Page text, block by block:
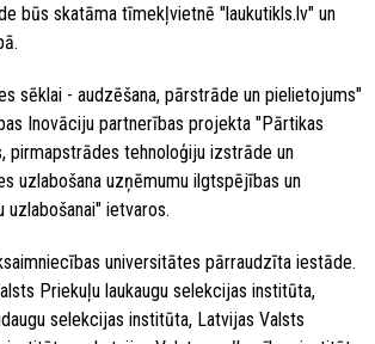
būs skatāma tīmekļvietnē "laukutikls.lv" un
sēklai - audzēšana, pārstrāde un pielietojums"
Inovāciju partnerības projekta "Pārtikas
pirmapstrādes tehnoloģiju izstrāde un
uzlabošana uzņēmumu ilgtspējības un
ietvaros.
universitātes pārraudzīta iestāde.
Priekuļu laukaugu selekcijas institūta,
selekcijas institūta, Latvijas Valsts